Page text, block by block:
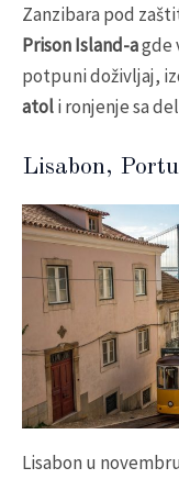
Zanzibara pod
Prison Island-agde
potpuni doživljaj,
atoli ronjenje sa
Lisabon,
Lisabon u